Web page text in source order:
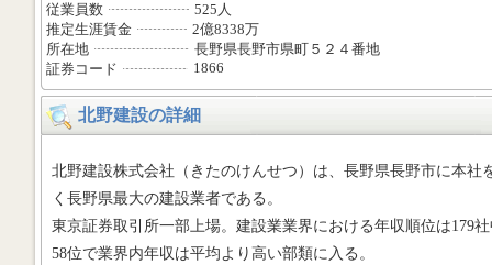
従業員数
525人
推定生涯賃金
2億8338万
所在地
長野県長野市県町５２４番地
証券コード
1866
北野建設の詳細
北野建設株式会社（きたのけんせつ）は、長野県長野市に本社
く長野県最大の建設業者である。
東京証券取引所一部上場。建設業業界における年収順位は179
58位で業界内年収は平均より高い部類に入る。